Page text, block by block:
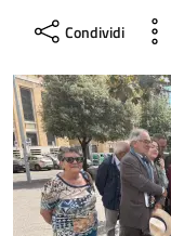
Condividi